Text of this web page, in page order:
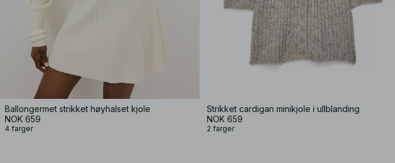
Ballongermet strikket høyhalset kjole
NOK 659
4 farger
Strikket cardigan minikjole i ullblanding
NOK 659
2 farger